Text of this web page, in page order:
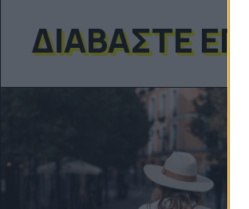
ΔΙΑΒΆΣΤΕ